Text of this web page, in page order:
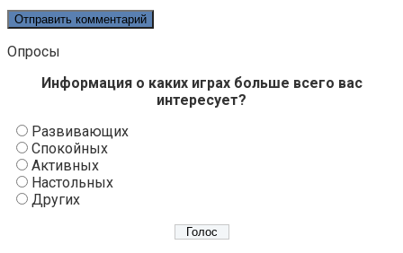
Опросы
Информация о каких играх больше всего вас
интересует?
Развивающих
Спокойных
Активных
Настольных
Других